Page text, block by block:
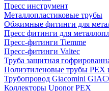
Пресс инструмент
Металлопластиковые трубы
Обжимные фитинги для
Пресс фитинги для
Пресс-фитинги Tiemme
Пресс-фитинги Valtec
Труба защитная
Полиэтиленовые трубы
Трубопровод Giacomini
Коллекторы Uponor PEX